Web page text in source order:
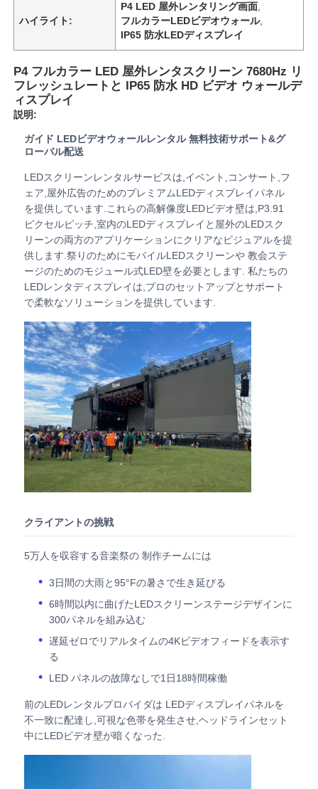
製品
動画
VRショー
私たちについて
工場見学
品質管理
お問い合わせ
ニュース
ケース
LED ビデオウォールディスプレイ
LEDディスプレイ画面
コンサートLEDスクリーン
ステージLEDスクリーンレンタル
コブLEDビデオ壁
ハイライト:
P4 LED 屋外レンタリング画面
フルカラーLEDビデオウォール,
IP65 防水LEDディスプレイ
P4 フルカラー LED 屋外レンタスクリーン 7680Hz リ
フレッシュレートと IP65 防水 HD ビデオ ウォールデ
ィスプレイ
説明:
ガイド LEDビデオウォールレンタル 無料技術サポート&グ
ローバル配送
LEDスクリーンレンタルサービスは,イベント,コンサート,フ
ェア,屋外広告のためのプレミアムLEDディスプレイパネル
を提供しています.これらの高解像度LEDビデオ壁は,P3.91
ピクセルピッチ,室内のLEDディスプレイと屋外のLEDスク
リーンの両方のアプリケーションにクリアなビジュアルを提
供します.祭りのためにモバイルLEDスクリーンや 教会ステ
ージのためのモジュール式LED壁を必要とします. 私たちの
LEDレンタディスプレイは,プロのセットアップとサポート
で柔軟なソリューションを提供しています.
クライアントの挑戦
5万人を収容する音楽祭の 制作チームには
3日間の大雨と95°Fの暑さで生き延びる
6時間以内に曲げたLEDスクリーンステージデザインに
300パネルを組み込む
遅延ゼロでリアルタイムの4Kビデオフィードを表示す
る
LED パネルの故障なしで1日18時間稼働
前のLEDレンタルプロバイダは LEDディスプレイパネルを
不一致に配達し,可視な色帯を発生させ,ヘッドラインセット
中にLEDビデオ壁が暗くなった.